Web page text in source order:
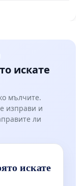
искате
мълчите.
изправи и
ли
искате